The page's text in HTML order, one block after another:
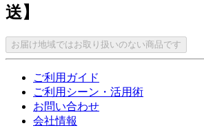
送】
お届け地域ではお取り扱いのない商品です
ご利用ガイド
ご利用シーン・活用術
お問い合わせ
会社情報